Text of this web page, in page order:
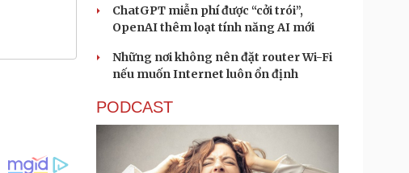
ChatGPT miễn phí được “cởi trói”,
OpenAI thêm loạt tính năng AI mới
Những nơi không nên đặt router Wi-Fi
nếu muốn Internet luôn ổn định
PODCAST